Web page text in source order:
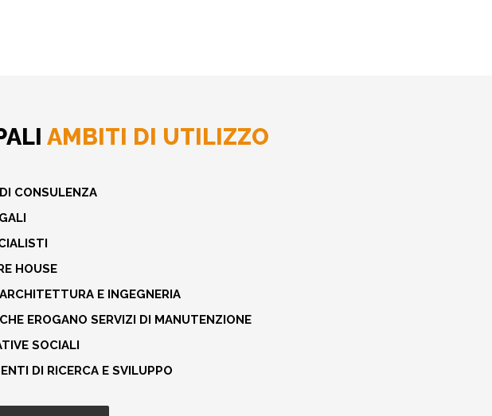
AMBITI DI UTILIZZO
CONSULENZA
HOUSE
E INGEGNERIA
EROGANO SERVIZI DI MANUTENZIONE
SOCIALI
DI RICERCA E SVILUPPO